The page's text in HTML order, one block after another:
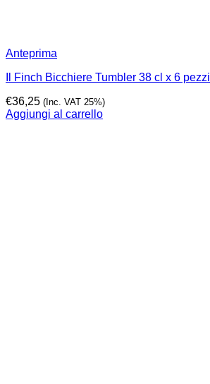
Anteprima
Il Finch Bicchiere Tumbler 38 cl x 6 pezzi
€36,25 (Inc. VAT 25%)
Aggiungi al carrello